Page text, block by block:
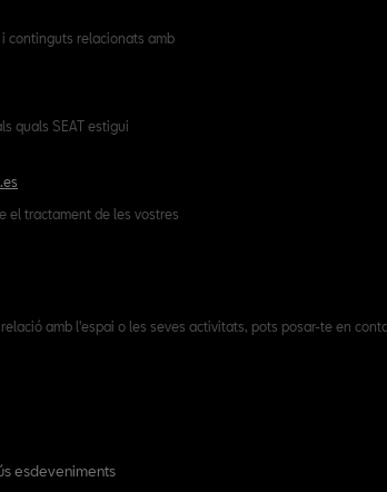
continguts relacionats amb
quals SEAT estigui
el tractament de les vostres
amb l'espai o les seves activitats, pots posar-te en
esdeveniments